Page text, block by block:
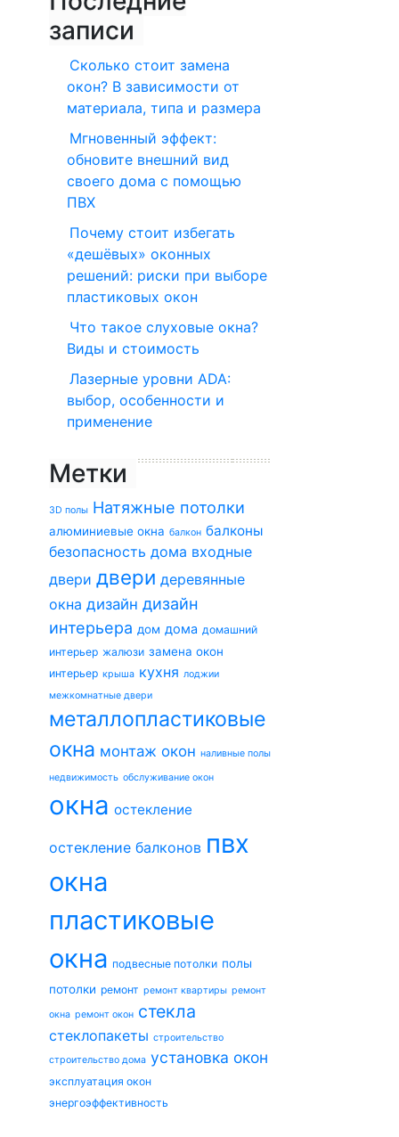
записи
Сколько стоит замена
окон? В зависимости от
материала, типа и размера
Мгновенный эффект:
обновите внешний вид
своего дома с помощью
ПВХ
Почему стоит избегать
«дешёвых» оконных
решений: риски при выборе
пластиковых окон
Что такое слуховые окна?
Виды и стоимость
Лазерные уровни ADA:
выбор, особенности и
применение
Метки
3D полы Натяжные потолки
алюминиевые окна балкон балконы
безопасность дома входные
двери двери деревянные
окна дизайн дизайн
интерьера дом дома домашний
интерьер жалюзи замена окон
интерьер крыша кухня лоджии
межкомнатные двери
металлопластиковые
окна монтаж окон наливные полы
недвижимость обслуживание окон
окна остекление
остекление балконов пвх
окна
пластиковые
окна подвесные потолки полы
потолки ремонт ремонт квартиры ремонт
окна ремонт окон стекла
стеклопакеты строительство
строительство дома установка окон
эксплуатация окон
энергоэффективность